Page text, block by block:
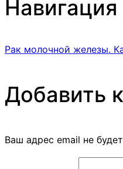
Рак молочной железы.
Добавить
Ваш адрес email не